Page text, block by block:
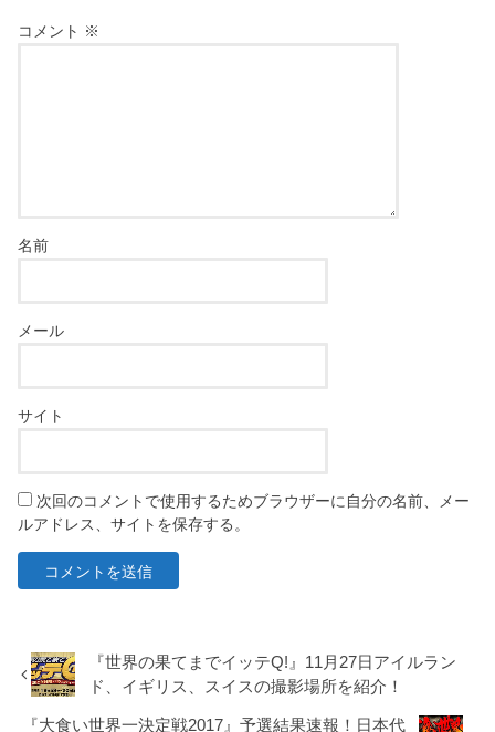
コメント ※
名前
メール
サイト
次回のコメントで使用するためブラウザーに自分の名前、メー
ルアドレス、サイトを保存する。
『世界の果てまでイッテQ!』11月27日アイルラン
ド、イギリス、スイスの撮影場所を紹介！
『大食い世界一決定戦2017』予選結果速報！日本代